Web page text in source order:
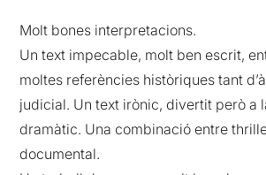
Molt bones interpretacions.
Un text impecable, molt ben escrit,
moltes referències històriques tant
judicial. Un text irònic, divertit però a
dramàtic. Una combinació entre
documental.